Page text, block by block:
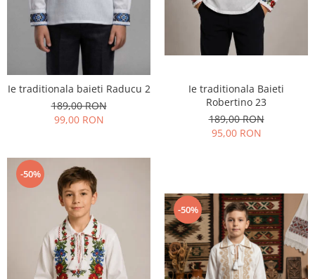
Ie traditionala baieti Raducu 2
189,00 RON
99,00 RON
Ie traditionala Baieti
Robertino 23
189,00 RON
95,00 RON
-50%
-50%